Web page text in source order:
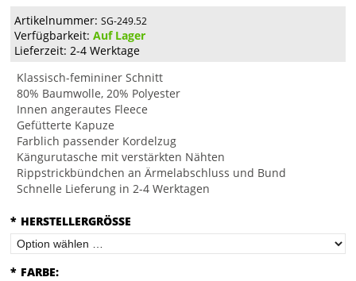
Artikelnummer: SG-249.52
Verfügbarkeit:Auf Lager
Lieferzeit: 2-4 Werktage
Klassisch-femininer Schnitt
80% Baumwolle, 20% Polyester
Innen angerautes Fleece
Gefütterte Kapuze
Farblich passender Kordelzug
Kängurutasche mit verstärkten Nähten
Rippstrickbündchen an Ärmelabschluss und Bund
Schnelle Lieferung in 2-4 Werktagen
* HERSTELLERGRÖSSE
* FARBE: